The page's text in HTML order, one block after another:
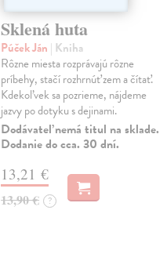
Sklená huta
Púček Ján | Kniha
Rôzne miesta rozprávajú rôzne
príbehy, stačí rozhrnúť zem a čítať.
Kdekoľvek sa pozrieme, nájdeme
jazvy po dotyku s dejinami.
Dodávateľ nemá titul na sklade.
Dodanie do cca. 30 dní.
13,21 €
13,90 € ?